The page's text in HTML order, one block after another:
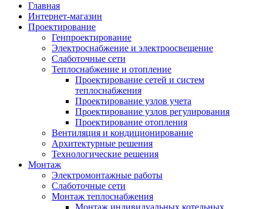
Главная
Интернет-магазин
Проектирование
Генпроектирование
Электроснабжение и электроосвещение
Слаботочные сети
Теплоснабжение и отопление
Проектирование сетей и систем
теплоснабжения
Проектирование узлов учета
Проектирование узлов регулирования
Проектирование отопления
Вентиляция и кондиционирование
Архитектурные решения
Технологические решения
Монтаж
Электромонтажные работы
Слаботочные сети
Монтаж теплоснабжения
Монтаж индивидуальных котельных